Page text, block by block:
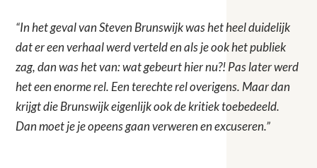
“In het geval van Steven Brunswijk was het heel duidelijk
dat er een verhaal werd verteld en als je ook het publiek
zag, dan was het van: wat gebeurt hier nu?! Pas later werd
het een enorme rel. Een terechte rel overigens. Maar dan
krijgt die Brunswijk eigenlijk ook de kritiek toebedeeld.
Dan moet je je opeens gaan verweren en excuseren.”